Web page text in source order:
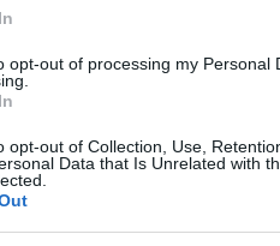
opt-out of processing my Personal
opt-out of Collection, Use,
Data that Is Unrelated with